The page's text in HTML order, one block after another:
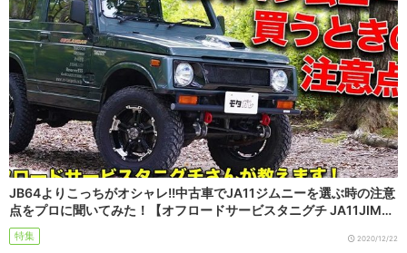
JB64よりこっちがオシャレ!!中古車でJA11ジムニーを選ぶ時の注意
点をプロに聞いてみた！【オフロードサービスタニグチ JA11JIM…
特集 2020/12/22